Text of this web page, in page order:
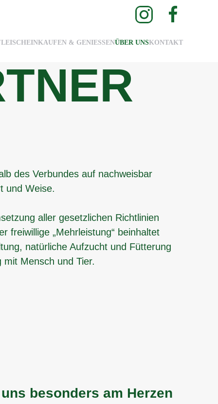
EINKAUFEN & GENIESSEN ÜBER UNSKONTAKT
des Verbundes auf nachweisbar
und Weise.
aller gesetzlichen Richtlinien
freiwillige „Mehrleistung“ beinhaltet
natürliche Aufzucht und Fütterung
Mensch und Tier.
besonders am ­Herzen